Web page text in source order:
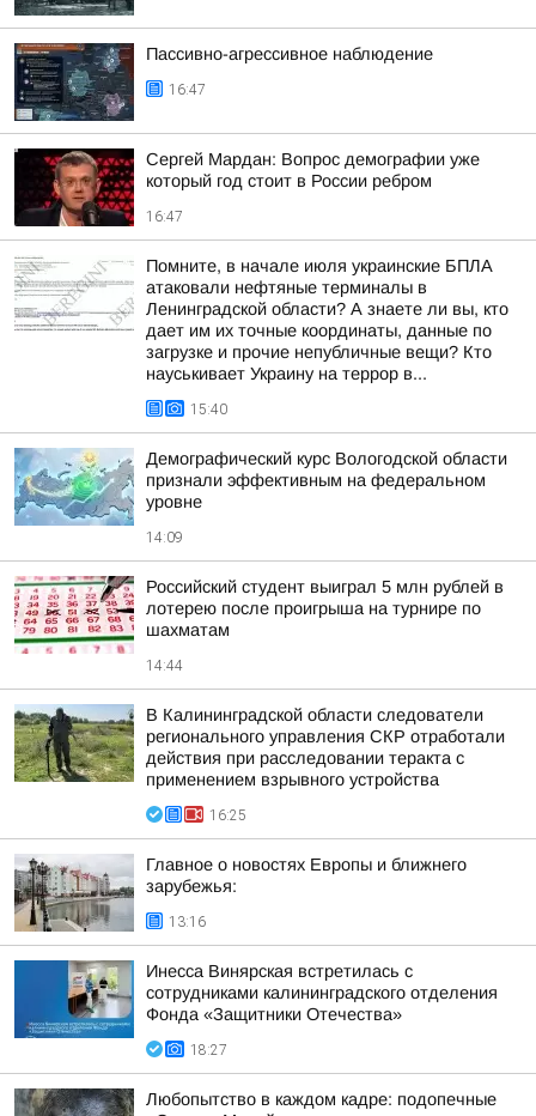
Пассивно-агрессивное наблюдение
16:47
Сергей Мардан: Вопрос демографии уже
который год стоит в России ребром
16:47
Помните, в начале июля украинские БПЛА
атаковали нефтяные терминалы в
Ленинградской области? А знаете ли вы, кто
дает им их точные координаты, данные по
загрузке и прочие непубличные вещи? Кто
науськивает Украину на террор в...
15:40
Демографический курс Вологодской области
признали эффективным на федеральном
уровне
14:09
Российский студент выиграл 5 млн рублей в
лотерею после проигрыша на турнире по
шахматам
14:44
В Калининградской области следователи
регионального управления СКР отработали
действия при расследовании теракта с
применением взрывного устройства
16:25
Главное о новостях Европы и ближнего
зарубежья:
13:16
Инесса Винярская встретилась с
сотрудниками калининградского отделения
Фонда «Защитники Отечества»
18:27
Любопытство в каждом кадре: подопечные